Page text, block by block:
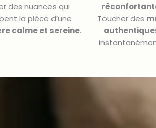
des nuances qui
la pièce d’une
calme et sereine.
Toucher des